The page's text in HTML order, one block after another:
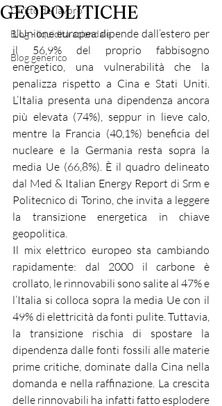
Diritto del lavoro
Blog - liquidità aziendale
Blog generico
GEOPOLITICHE
L’Unione europea dipende dall’estero per
il 56,9% del proprio fabbisogno
energetico, una vulnerabilità che la
penalizza rispetto a Cina e Stati Uniti.
L’Italia presenta una dipendenza ancora
più elevata (74%), seppur in lieve calo,
mentre la Francia (40,1%) beneficia del
nucleare e la Germania resta sopra la
media Ue (66,8%). È il quadro delineato
dal Med & Italian Energy Report di Srm e
Politecnico di Torino, che invita a leggere
la transizione energetica in chiave
geopolitica.
Il mix elettrico europeo sta cambiando
rapidamente: dal 2000 il carbone è
crollato, le rinnovabili sono salite al 47% e
l’Italia si colloca sopra la media Ue con il
49% di elettricità da fonti pulite. Tuttavia,
la transizione rischia di spostare la
dipendenza dalle fonti fossili alle materie
prime critiche, dominate dalla Cina nella
domanda e nella raffinazione. La crescita
delle rinnovabili ha infatti fatto esplodere